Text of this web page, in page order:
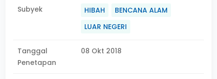
Subyek HIBAH
BENCANA ALAM
LUAR NEGERI
Tanggal
Penetapan
08 Okt 2018